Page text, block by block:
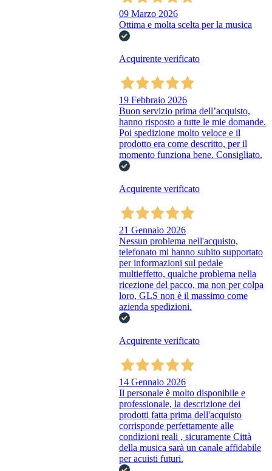
09 Marzo 2026
Ottima e molta scelta per la musica
Acquirente verificato
19 Febbraio 2026
Buon servizio prima dell’acquisto,
hanno risposto a tutte le mie domande.
Poi spedizione molto veloce e il
prodotto era come descritto, per il
momento funziona bene. Consigliato.
Acquirente verificato
21 Gennaio 2026
Nessun problema nell'acquisto,
telefonato mi hanno subito supportato
per informazioni sul pedale
multieffetto, qualche problema nella
ricezione del pacco, ma non per colpa
loro, GLS non è il massimo come
azienda spedizioni.
Acquirente verificato
14 Gennaio 2026
Il personale è molto disponibile e
professionale, la descrizione dei
prodotti fatta prima dell'acquisto
corrisponde perfettamente alle
condizioni reali , sicuramente Città
della musica sarà un canale affidabile
per acuisti futuri.